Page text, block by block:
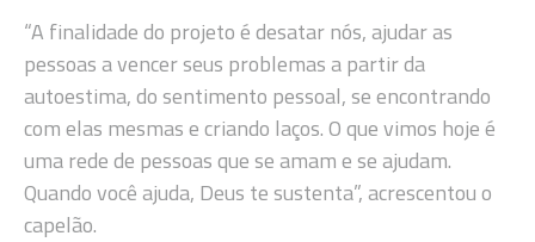
“A finalidade do projeto é desatar nós, ajudar as
pessoas a vencer seus problemas a partir da
autoestima, do sentimento pessoal, se encontrando
com elas mesmas e criando laços. O que vimos hoje é
uma rede de pessoas que se amam e se ajudam.
Quando você ajuda, Deus te sustenta”, acrescentou o
capelão.